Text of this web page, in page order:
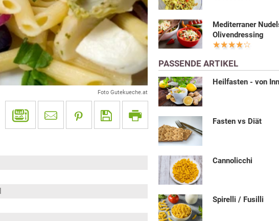
Foto Gutekueche.at
Mediterraner
Olivendressing
PASSENDE ARTIKEL
Heilfasten - von
Fasten vs Diät
Cannolicchi
Spirelli / Fusilli